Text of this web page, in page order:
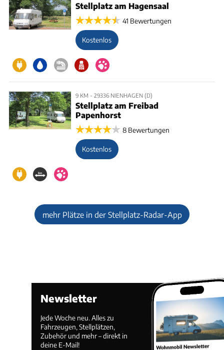
Stellplatz am Hagensaal
41 Bewertungen
Kostenlos
9 KM - 29336 NIENHAGEN (D)
Stellplatz am Freibad
Papenhorst
8 Bewertungen
Kostenlos
mehr Plätze in der Stellplatz-Radar-App
Newsletter
Jede Woche neu. Alles zu
Fahrzeugen, Stellplätzen,
Zubehör und mehr – direkt in
deine E-Mail!